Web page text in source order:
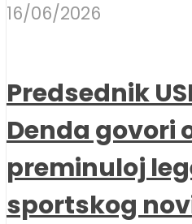
16/06/2026
Predsednik
Denda govori
preminuloj
sportskog